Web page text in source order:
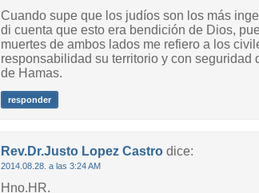
Cuando supe que los judíos son los más
di cuenta que esto era bendición de Dios,
muertes de ambos lados me refiero a los
responsabilidad su territorio y con seguridad
de Hamas.
responder
Rev.Dr.Justo Lopez Castro dice:
2014.08.28. a las 3:24 AM
Hno.HR.